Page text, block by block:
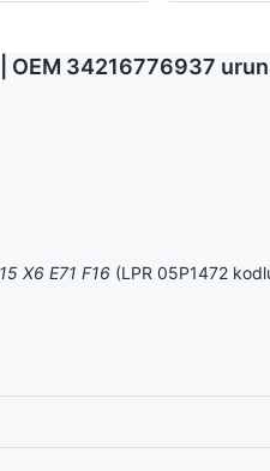
OEM 34216776937
X6 E71 F16 (LPR 05P1472